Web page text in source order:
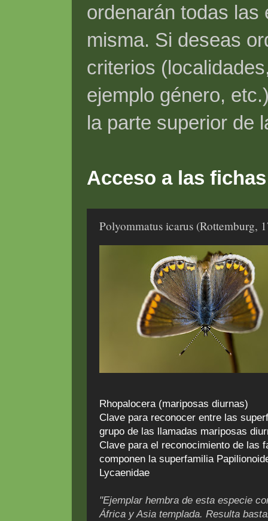
ordenarán todas las
misma. Si deseas
criterios
ejemplo género,
la parte superior de
Acceso a las
Polyommatus icarus (Rottemburg,
Rhopalocera (mariposas diurnas)
Clave para reconocer entre las
grupo de las llamadas mariposas
Clave para el reconocimiento de las
componen la superfamilia
Lycaenidae
"Ejemplar hembra de esta especie
África y Asia templada. Resulta